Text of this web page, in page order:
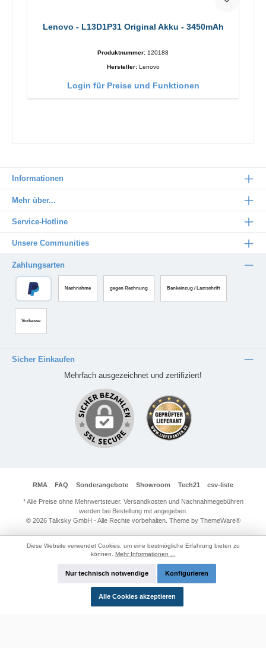
Lenovo - L13D1P31 Original Akku - 3450mAh
Produktnummer: 120188
Hersteller: Lenovo
Login für Preise und Funktionen
Informationen
Mehr über...
Service-Hotline
Unsere Communities
Zahlungsarten
Nachnahme gegen Rechnung Bankeinzug / Lastschrift
Vorkasse
Sicher Einkaufen
Mehrfach ausgezeichnet und zertifiziert!
RMA FAQ Sonderangebote Showroom Tech21 csv-liste
* Alle Preise ohne Mehrwertsteuer. Versandkosten und Nachnahmegebühren
werden bei Bestellung mit angegeben.
© 2026 Talksky GmbH - Alle Rechte vorbehalten. Theme by ThemeWare®
Diese Website verwendet Cookies, um eine bestmögliche Erfahrung bieten zu
können. Mehr Informationen ...
Nur technisch notwendige Konfigurieren
Alle Cookies akzeptieren